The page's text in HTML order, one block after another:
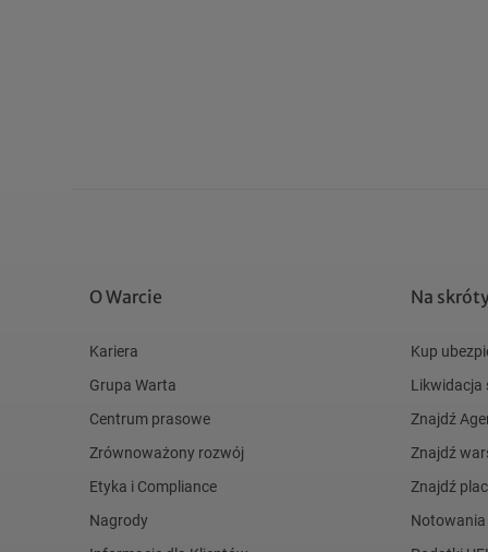
O Warcie
Kariera
Grupa Warta
Centrum prasowe
Zrównoważony rozwój
Etyka i Compliance
Nagrody
Na
Kup
Likwidacja
Znajdź
Znajdź
Znajdź
Notowania